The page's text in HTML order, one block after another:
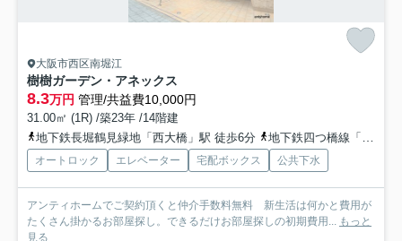
大阪市西区南堀江
樹樹ガーデン・アネックス
8.3万円 管理/共益費10,000円
31.00㎡ (1R) /築23年 /14階建
地下鉄長堀鶴見緑地「西大橋」駅 徒歩6分
地下鉄四つ橋線「四ツ橋」駅 徒歩8分
オートロック エレベーター 宅配ボックス 公共下水
アンティホームでご契約頂くと仲介手数料無料 新生活は何かと費用が
たくさん掛かるお部屋探し。できるだけお部屋探しの初期費用... もっと
見る